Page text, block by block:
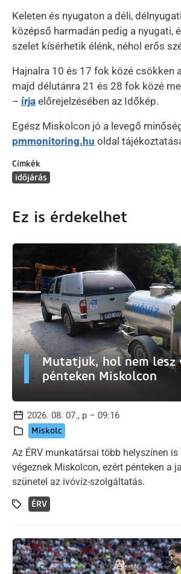
Keleten és nyugaton a déli,
középső harmadán pedig a nyugati,
szelet kísérhetik élénk, néhol erős
Hajnalra 10 és 17 fok közé csökken
majd délutánra 21 és 28 fok közé
– írja előrejelzésében az Időkép.
Egész Miskolcon jó a levegő
pmmonitoring.hu oldal
Címkék
időjárás
Ez is érdekelhet
Mutatjuk, hol nem lesz
pénteken Miskolcon
2026. 08. 07., p – 09:16
Miskolc
Az ÉRV munkatársai több helyszínen
végeznek Miskolcon, ezért pénteken a
szünetel az ivóvíz-szolgáltatás.
ÉRV